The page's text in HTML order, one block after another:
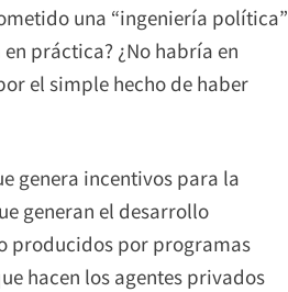
una “ingeniería política”
práctica? ¿No habría en
el simple hecho de haber
genera incentivos para la
generan el desarrollo
producidos por programas
hacen los agentes privados